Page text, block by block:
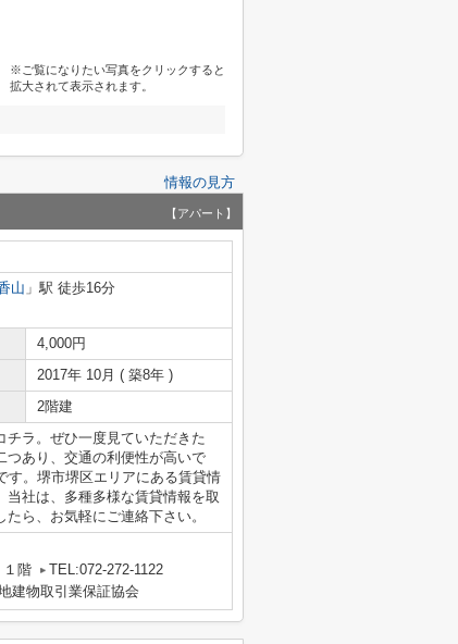
※ご覧になりたい写真をクリックすると
拡大されて表示されます。
情報の見方
【アパート】
山 」駅 徒歩16分
4,000円
2017年 10月 ( 築8年 )
2階建
チラ。ぜひ一度見ていただきた
つあり、交通の利便性が高いで
す。堺市堺区エリアにある賃貸情
社は、多種多様な賃貸情報を取
ら、お気軽にご連絡下さい。
１階
TEL:072-272-1122
建物取引業保証協会